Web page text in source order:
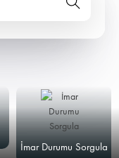
İmar Durumu Sorgula